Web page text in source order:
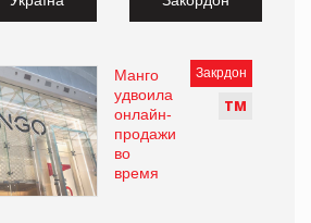
Закрдон
ТМ
Манго
удвоила
онлайн-
продажи
во
время